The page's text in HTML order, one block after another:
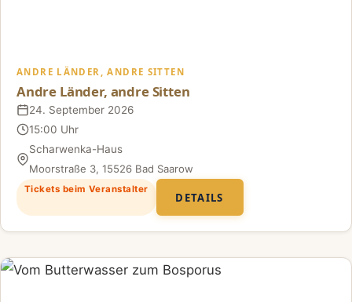
ANDRE LÄNDER, ANDRE SITTEN
Andre Länder, andre Sitten
Datum
24. September 2026
Uhrzeit
15:00 Uhr
Ort
Scharwenka-Haus
Moorstraße 3, 15526 Bad Saarow
Tickets beim Veranstalter
DETAILS